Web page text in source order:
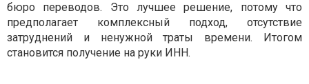
бюро переводов. Это лучшее решение, потому что
предполагает комплексный подход, отсутствие
затруднений и ненужной траты времени. Итогом
становится получение на руки ИНН.